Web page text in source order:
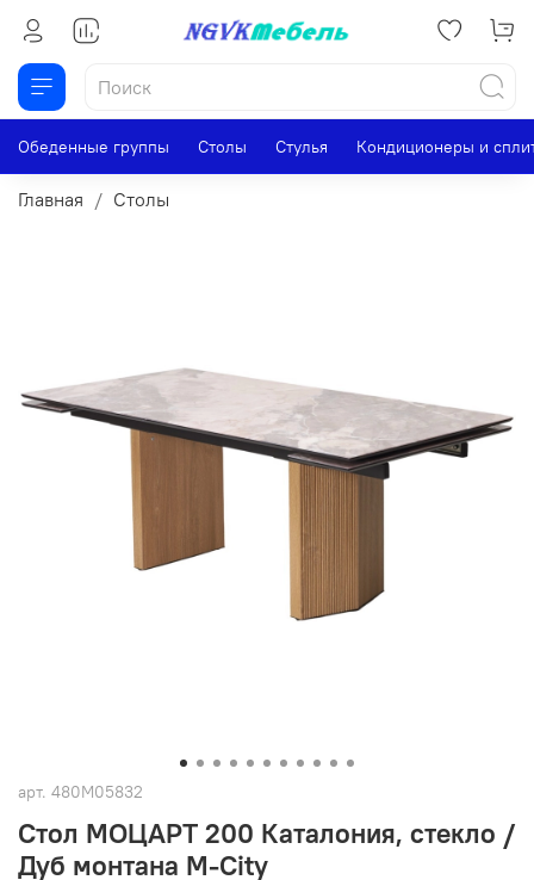
Обеденные группы Столы Стулья Кондиционеры и
Главная Столы
арт. 480M05832
Стол МОЦАРТ 200 Каталония, стекло /
Дуб монтана М-City